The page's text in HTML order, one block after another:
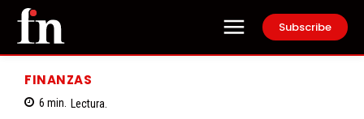
Subscribe
FINANZAS
6 min. Lectura.